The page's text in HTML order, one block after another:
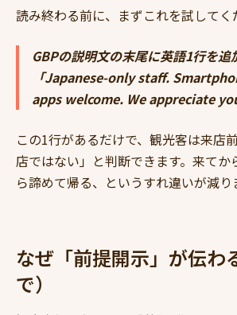
読み終わる前に、まずこれを試してく
GBPの説明文の末尾に英語1行を追
「Japanese-only staff.
apps welcome. We appreciate
この1行があるだけで、観光客は来店
店ではない」と判断できます。来てか
ら諦めて帰る、というすれ違いが減り
なぜ「前提開示」が伝わ
で）